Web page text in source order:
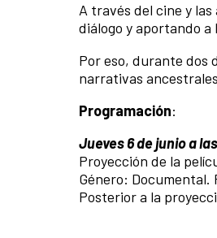
A través del cine y
diálogo y aportando
Por eso, durante dos
narrativas
Programación:
Jueves 6 de junio a
Proyección de la
Género: Documental.
Posterior a la